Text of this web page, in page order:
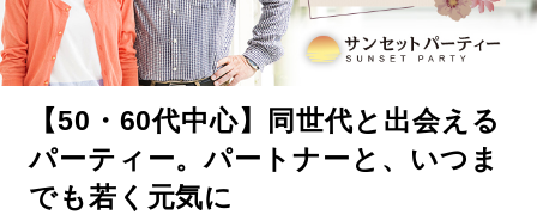
【50・60代中心】同世代と出会える
パーティー。パートナーと、いつま
でも若く元気に